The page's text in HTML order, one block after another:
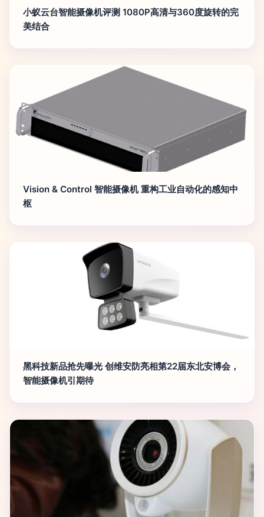
小蚁云台智能摄像机评测 1080P高清与360度旋转的完
美结合
Vision & Control 智能摄像机 重构工业自动化的感知中
枢
黑科技新品抢先曝光 创维安防亮相第22届东北安博会，
智能摄像机引期待